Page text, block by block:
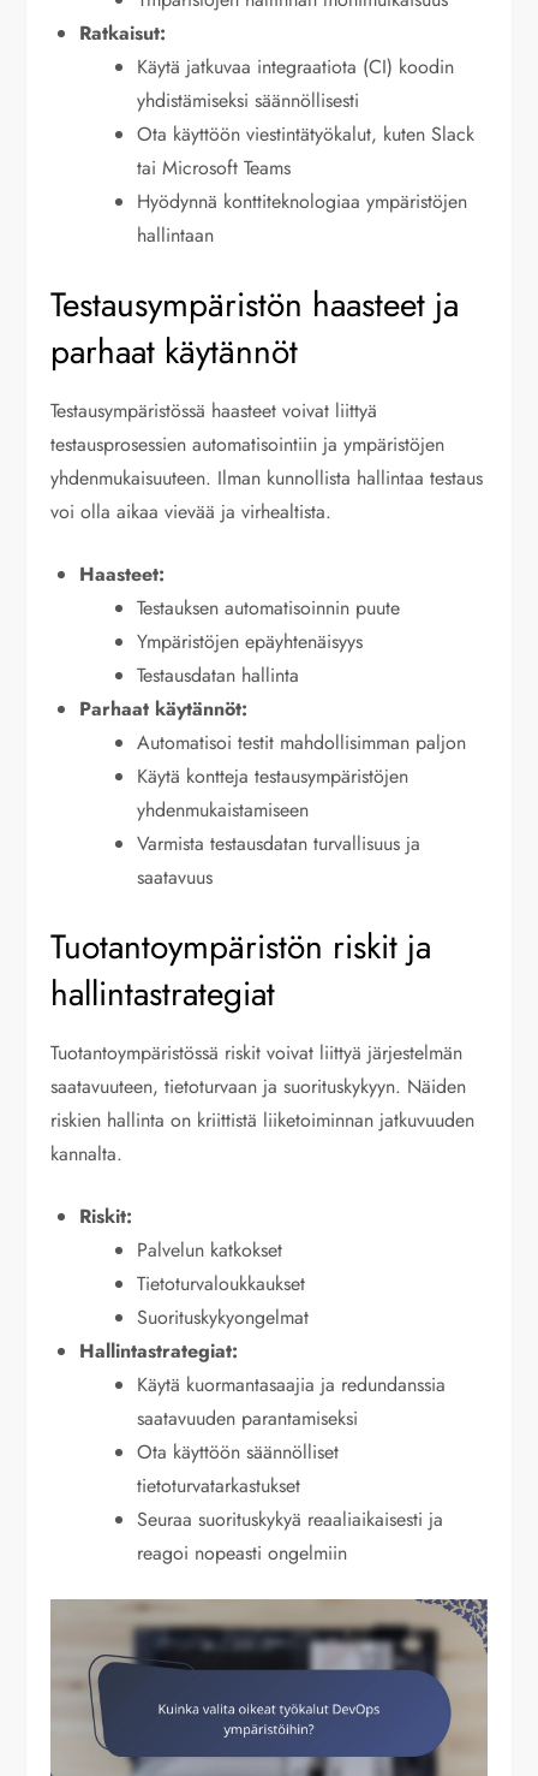
Ratkaisut:
Käytä jatkuvaa integraatiota (CI) koodin
yhdistämiseksi säännöllisesti
Ota käyttöön viestintätyökalut, kuten Slack
tai Microsoft Teams
Hyödynnä konttiteknologiaa ympäristöjen
hallintaan
Testausympäristön haasteet ja
parhaat käytännöt
Testausympäristössä haasteet voivat liittyä
testausprosessien automatisointiin ja ympäristöjen
yhdenmukaisuuteen. Ilman kunnollista hallintaa testaus
voi olla aikaa vievää ja virhealtista.
Haasteet:
Testauksen automatisoinnin puute
Ympäristöjen epäyhtenäisyys
Testausdatan hallinta
Parhaat käytännöt:
Automatisoi testit mahdollisimman paljon
Käytä kontteja testausympäristöjen
yhdenmukaistamiseen
Varmista testausdatan turvallisuus ja
saatavuus
Tuotantoympäristön riskit ja
hallintastrategiat
Tuotantoympäristössä riskit voivat liittyä järjestelmän
saatavuuteen, tietoturvaan ja suorituskykyyn. Näiden
riskien hallinta on kriittistä liiketoiminnan jatkuvuuden
kannalta.
Riskit:
Palvelun katkokset
Tietoturvaloukkaukset
Suorituskykyongelmat
Hallintastrategiat:
Käytä kuormantasaajia ja redundanssia
saatavuuden parantamiseksi
Ota käyttöön säännölliset
tietoturvatarkastukset
Seuraa suorituskykyä reaaliaikaisesti ja
reagoi nopeasti ongelmiin